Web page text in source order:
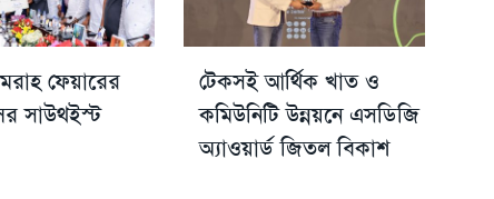
ফেয়ারের
সাউথইস্ট
টেকসই আর্থিক খাত ও
কমিউনিটি উন্নয়নে এসডিজি
অ্যাওয়ার্ড জিতল বিকাশ